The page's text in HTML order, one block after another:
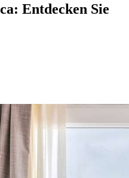
Entdecken Sie